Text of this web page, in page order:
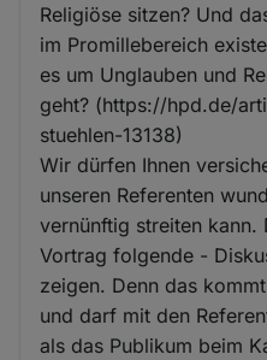
Religiöse sitzen? Und
im Promillebereich
es um Unglauben und
geht? (https://hpd.de/
stuehlen-13138)
Wir dürfen Ihnen
unseren Referenten
vernünftig streiten
Vortrag folgende -
zeigen. Denn das
und darf mit den
als das Publikum beim